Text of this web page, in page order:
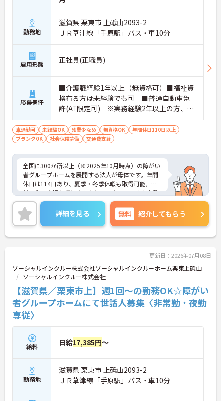
ネージャー候補としてのステップアップに直結しま
す。
があり、20代から60代まで幅広い年代が活躍してい
ます。年間休日も114日確保されているため、無理
なく長期的なキャリアを築いていただけます。
・全施設がバリアフリー設計かつ最新設備を備えて
おり、清潔感にあふれた美しい環境です。ハード面
に加え、ソフト面でも「献立の事前決定・レシピ完
備」により現場の負担が大幅に軽減されています。
ご利用者様の安全性はもちろん、働くスタッフにと
っても身体的負担が少なく、高いモチベーションを
保って業務に集中できます。
勤務地
滋賀県 栗東市 上砥山2093-2
ＪＲ草津線「手原駅」バス・車10分
雇用形態 正社員(正職員)
応募要件
■介護職経験1年以上（無資格可）■福祉資
格有る方は未経験でも可 ■普通自動車免
許(AT限定可) ※実務経験2年以上の方、障
がい者福祉に関する経験をお持ちの方大歓
迎
車通勤可 未経験OK 残業少なめ 無資格OK
年間休日110日以上
ブランクOK
社会保険完備 交通費支給
全国に300か所以上（※2025年10月時点）の障がい
者グループホームを展開する法人が母体です。年間
休日は114日あり、夏季・冬季休暇も取得可能。産
前産後・育児休暇制度もあり、子育て中の方も多数
活躍中で、ワークライフバランスを大切にしながら
働ける環境が整っています。研修制度や外部勉強会
の受講支援もあり、スキルアップもしっかりサポー
ト。将来的には管理者やエリアマネージャーへのキ
ャリアアップも目指せます。20代から60代まで幅広
の職場です。介護経験を活かしたい方、福祉の資格
をお持ちの方、安定した法人でキャリアを築きたい
方におすすめです。
★おすすめPOINT★
・生活支援員からスタートし、サービス管理責任者
やエリアマネージャーへと続く明確なステップアッ
プの道筋が用意されています。急成長中の企業であ
るためポストも豊富にあり、専門性を高めながらマ
ネジメント職への挑戦も視野に入れていただけま
す。
業環境に加え、産前産後休暇や育児休暇制度がしっ
かりと整備されています。オンとオフの切り替えを
明確にし、心身ともに充実した状態で長くご活躍い
詳細を見る 無料 紹介してもらう
更新日：2026年07月08日
ソーシャルインクルー株式会社ソーシャルインクルーホーム栗東上砥山
ソーシャルインクルー株式会社
【滋賀県／栗東市上】週1回～の勤務OK☆障がい
者グループホームにて世話人募集〈非常勤・夜勤
専従〉
給料 日給17,385円～
勤務地
滋賀県 栗東市 上砥山2093-2
ＪＲ草津線「手原駅」バス・車10分